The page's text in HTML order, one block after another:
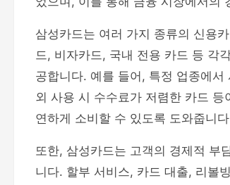
삼성카드는 여러 가지 종류의 신용
드, 비자카드, 국내 전용 카드 등 각
공합니다. 예를 들어, 특정 업종에
외 사용 시 수수료가 저렴한 카드
연하게 소비할 수 있도록 도와줍니
또한, 삼성카드는 고객의 경제적 부
니다. 할부 서비스, 카드 대출, 리볼